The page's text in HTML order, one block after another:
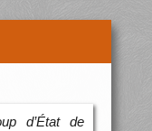
d’État de